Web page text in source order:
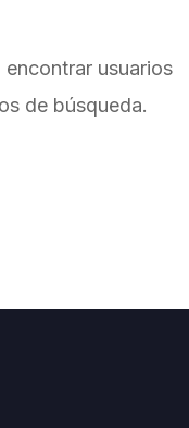
usuarios
de búsqueda.